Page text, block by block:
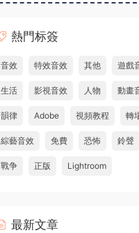
熱門标簽
音效 特效音效 其他 遊戲
生活 影視音效 人物 動畫
韻律 Adobe 視頻教程 轉
綜藝音效 免費 恐怖 鈴聲
戰争 正版 Lightroom
最新文章